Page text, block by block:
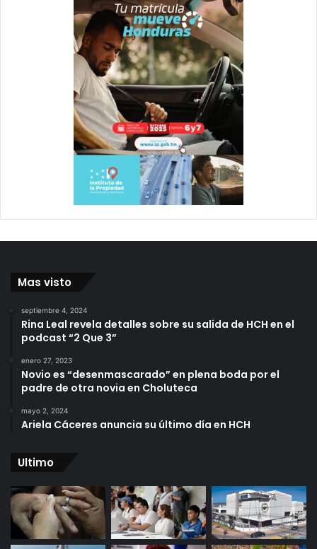
Mas visto
septiembre 4, 2024
Rina Leal revela detalles sobre su salida de HCH en el
podcast “2 Que 3”
enero 27, 2023
Novio es “desenmascarado” en plena boda por el
padre de otra novia en Choluteca
mayo 2, 2024
Ariela Cáceres anuncia su último día en HCH
Ultimo